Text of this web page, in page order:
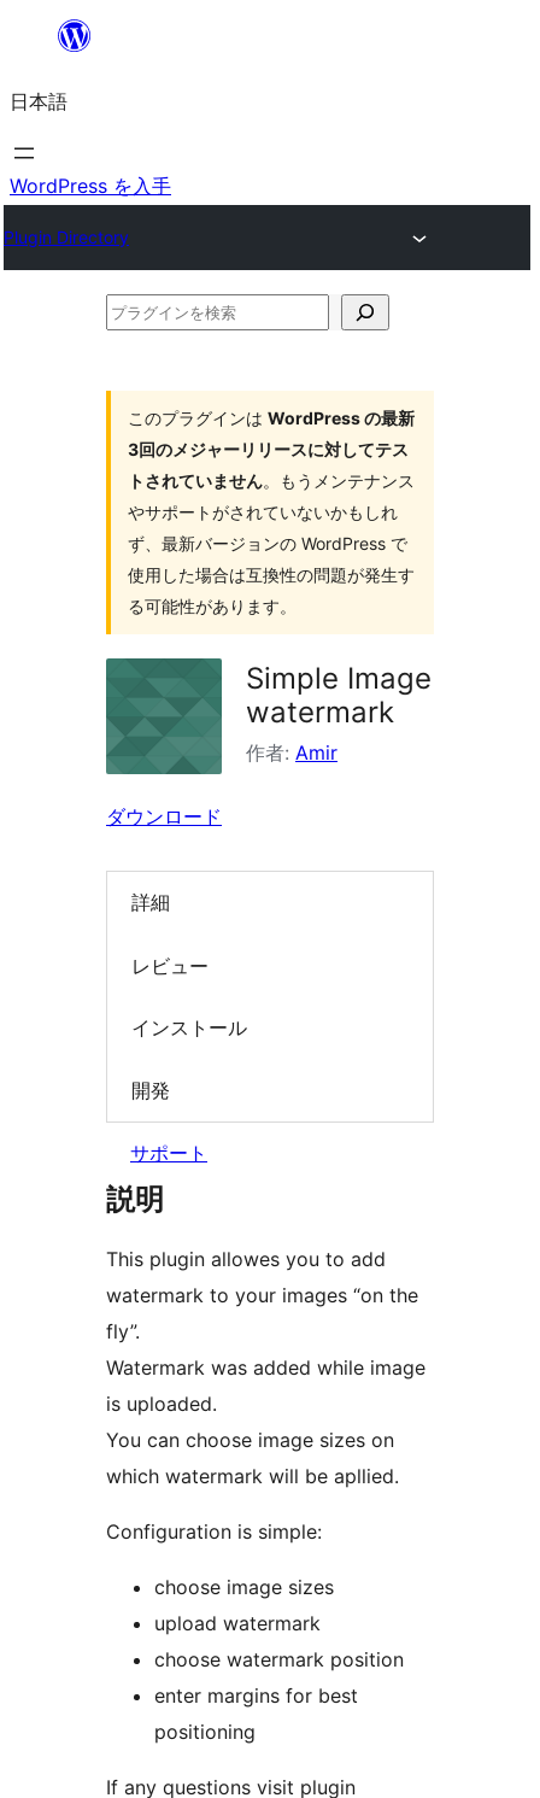
を
ス
キ
プ
日本語
WordPress を入手
Plugin Directory
プ
このプラグインは WordPress の最新
3回のメジャーリリースに対してテス
トされていません。もうメンテナンス
やサポートがされていないかもしれ
ず、最新バージョンの WordPress で
使用した場合は互換性の問題が発生す
る可能性があります。
Simple Image
watermark
作者: Amir
ダウンロード
詳細
レビュー
インストール
開発
サポート
説明
This plugin allowes you to add
watermark to your images “on the
fly”.
Watermark was added while image
is uploaded.
You can choose image sizes on
which watermark will be apllied.
Configuration is simple:
choose image sizes
upload watermark
choose watermark position
enter margins for best
positioning
If any questions visit plugin